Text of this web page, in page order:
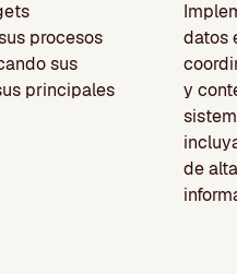
procesos
sus
principales
datos
y
de